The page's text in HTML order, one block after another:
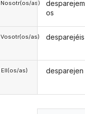
Nosotr(os/as)
Vosotr(os/as)
Ell(os/as)
desparejem
os
desparejéis
desparejen